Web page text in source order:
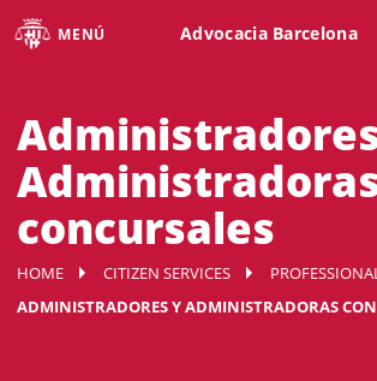
MENÚ Advocacia Barcelona
concursales
HOME CITIZEN SERVICES
ADMINISTRADORES Y ADMINISTRADORAS